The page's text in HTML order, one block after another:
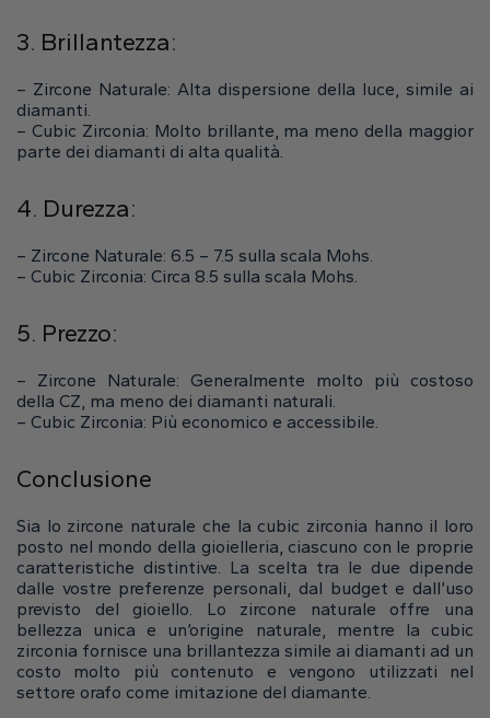
3. Brillantezza:
– Zircone Naturale: Alta dispersione della luce, simile ai
diamanti.
– Cubic Zirconia: Molto brillante, ma meno della maggior
parte dei diamanti di alta qualità.
4. Durezza:
– Zircone Naturale: 6.5 – 7.5 sulla scala Mohs.
– Cubic Zirconia: Circa 8.5 sulla scala Mohs.
5. Prezzo:
– Zircone Naturale: Generalmente molto più costoso
della CZ, ma meno dei diamanti naturali.
– Cubic Zirconia: Più economico e accessibile.
Conclusione
Sia lo zircone naturale che la cubic zirconia hanno il loro
posto nel mondo della gioielleria, ciascuno con le proprie
caratteristiche distintive. La scelta tra le due dipende
dalle vostre preferenze personali, dal budget e dall’uso
previsto del gioiello. Lo zircone naturale offre una
bellezza unica e un’origine naturale, mentre la cubic
zirconia fornisce una brillantezza simile ai diamanti ad un
costo molto più contenuto e vengono utilizzati nel
settore orafo come imitazione del diamante.